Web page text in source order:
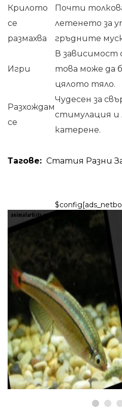
Крилото
се
размахва
Почти
летенето за
гръдните
Игри
В зависимост
това може да
цялото тяло.
Разхождам
се
Чудесен за
стимулация и
катерене.
Тагове: Статия Разни
РИБИ И АКВАРИУМИ
Грижа за рибата:
облачни планински
9,2026